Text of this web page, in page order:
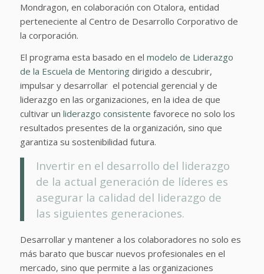
Mondragon, en colaboración con Otalora, entidad
perteneciente al Centro de Desarrollo Corporativo de
la corporación.
El programa esta basado en el modelo de Liderazgo
de la Escuela de Mentoringdirigido a descubrir,
impulsar y desarrollar el potencial gerencial y de
liderazgo en las organizaciones, en la idea de que
cultivar un liderazgo consistente favorece no solo los
resultados presentes de la organización, sino que
garantiza su sostenibilidad futura.
Invertir en el desarrollo del liderazgo
de la actual generación de líderes es
asegurar la calidad del liderazgo de
las siguientes generaciones.
Desarrollar y mantener a los colaboradores no solo es
más barato que buscar nuevos profesionales en el
mercado, sino que permite a las organizaciones